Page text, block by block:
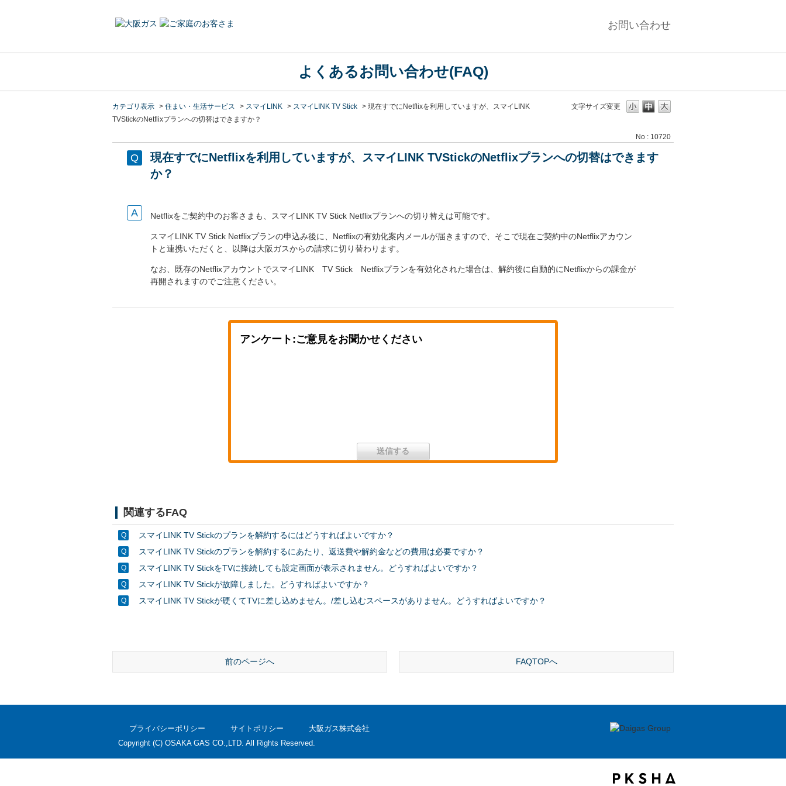
お問い合わせ
よくあるお問い合わせ(FAQ)
文字サイズ変更
カテゴリ表示 > 住まい・生活サービス > スマイLINK > スマイLINK TV Stick > 現在すでにNetflixを利用していますが、スマイLINK
TVStickのNetflixプランへの切替はできますか？
No : 10720
現在すでにNetflixを利用していますが、スマイLINK TVStickのNetflixプランへの切替はできます
か？
Netflixをご契約中のお客さまも、スマイLINK TV Stick Netflixプランへの切り替えは可能です。
スマイLINK TV Stick Netflixプランの申込み後に、Netflixの有効化案内メールが届きますので、そこで現在ご契約中のNetflixアカウン
トと連携いただくと、以降は大阪ガスからの請求に切り替わります。
なお、既存のNetflixアカウントでスマイLINK TV Stick Netflixプランを有効化された場合は、解約後に自動的にNetflixからの課金が
再開されますのでご注意ください。
アンケート:ご意見をお聞かせください
関連するFAQ
スマイLINK TV Stickのプランを解約するにはどうすればよいですか？
スマイLINK TV Stickのプランを解約するにあたり、返送費や解約金などの費用は必要ですか？
スマイLINK TV StickをTVに接続しても設定画面が表示されません。どうすればよいですか？
スマイLINK TV Stickが故障しました。どうすればよいですか？
スマイLINK TV Stickが硬くてTVに差し込めません。/差し込むスペースがありません。どうすればよいですか？
前のページへ FAQTOPへ
プライバシーポリシー サイトポリシー
大阪ガス株式会社
Copyright (C) OSAKA GAS CO.,LTD. All Rights Reserved.